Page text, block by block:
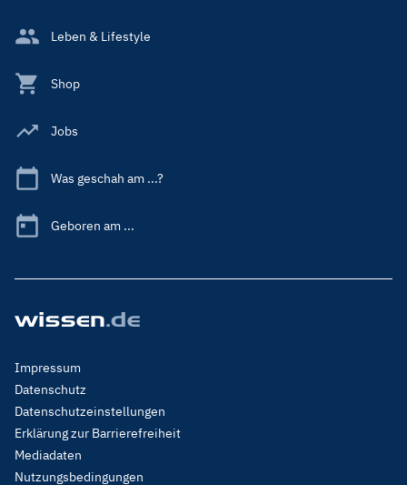
Leben & Lifestyle
Shop
Jobs
Was geschah am ...?
Geboren am ...
Footer
Menu
Legal
Impressum
Datenschutz
Datenschutzeinstellungen
Erklärung zur Barrierefreiheit
Mediadaten
Nutzungsbedingungen